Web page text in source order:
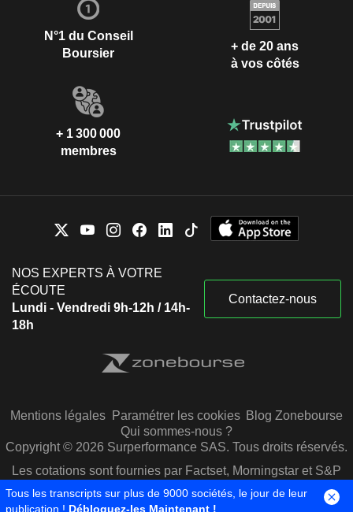
N°1 du Conseil
Boursier
+ de 20 ans
à vos côtés
+ 1 300 000
membres
NOS EXPERTS À VOTRE
ÉCOUTE
Lundi - Vendredi 9h-12h / 14h-
18h
Contactez-nous
Mentions légales Paramétrer les cookies Blog Zonebourse
Qui sommes-nous ?
Copyright © 2026 Surperformance SAS. Tous droits réservés.
Les cotations sont fournies par Factset, Morningstar et S&P
Capital IQ
Tous les transcripts sur plus de 9000 sociétés, le jour de leur
publication ! Débloquez-les Maintenant !